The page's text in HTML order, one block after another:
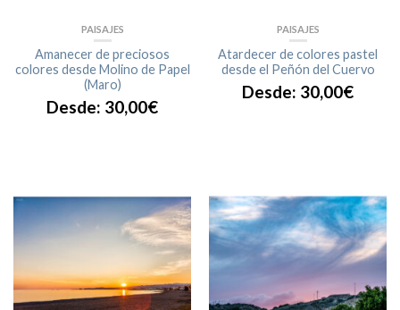
PAISAJES
Amanecer de preciosos
colores desde Molino de Papel
(Maro)
Desde: 30,00€
PAISAJES
Atardecer de colores pastel
desde el Peñón del Cuervo
Desde: 30,00€